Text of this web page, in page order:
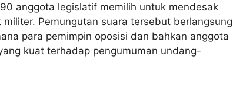
anggota legislatif memilih untuk mendesak
Pemungutan suara tersebut berlangsung
para pemimpin oposisi dan bahkan anggota
kuat terhadap pengumuman undang-